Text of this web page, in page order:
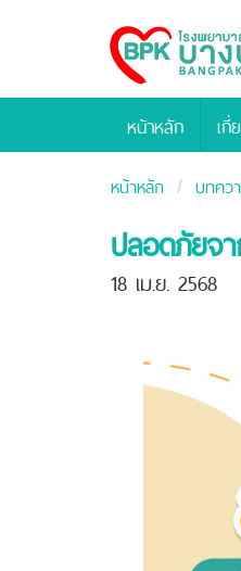
Bangpakok
Hospital
หน้าหลัก เกี่
หน้าหลัก บทคว
ปลอดภัยจ
18 เม.ย. 2568